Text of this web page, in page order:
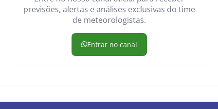
previsões, alertas e análises exclusivas do time
de meteorologistas.
Entrar no canal